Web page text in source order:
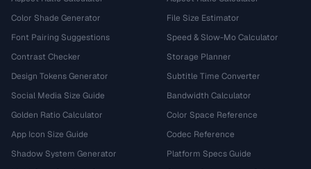
Color Shade Generator
Font Pairing Suggestions
Contrast Checker
Design Tokens Generator
Social Media Size Guide
Golden Ratio Calculator
App Icon Size Guide
Shadow System Generator
File Size Estimator
Speed & Slow-Mo Calculator
Storage Planner
Subtitle Time Converter
Bandwidth Calculator
Color Space Reference
Codec Reference
Platform Specs Guide